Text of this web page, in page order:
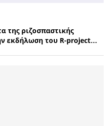
της ριζοσπαστικής
εκδήλωση του R-project…